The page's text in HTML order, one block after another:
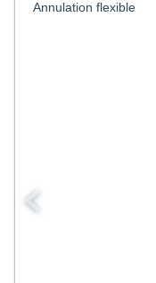
Annulation flexible